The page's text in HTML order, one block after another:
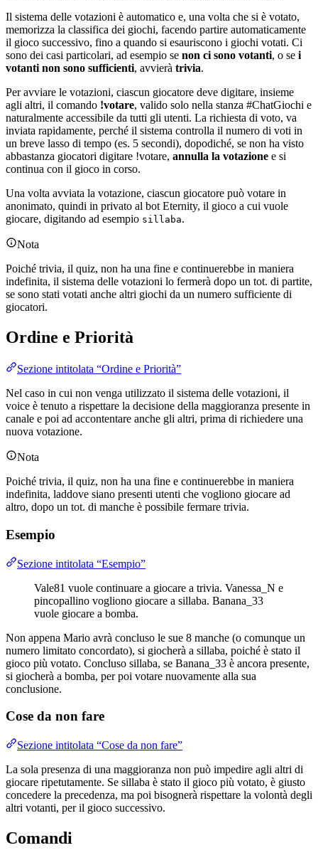
Il sistema delle votazioni è automatico e, una volta che si è votato,
memorizza la classifica dei giochi, facendo partire automaticamente
il gioco successivo, fino a quando si esauriscono i giochi votati. Ci
sono dei casi particolari, ad esempio se non ci sono votanti, o se i
votanti non sono sufficienti, avvierà trivia.
Per avviare le votazioni, ciascun giocatore deve digitare, insieme
agli altri, il comando !votare, valido solo nella stanza #ChatGiochi e
naturalmente accessibile da tutti gli utenti. La richiesta di voto, va
inviata rapidamente, perché il sistema controlla il numero di voti in
un breve lasso di tempo (es. 5 secondi), dopodiché, se non ha visto
abbastanza giocatori digitare !votare, annulla la votazione e si
continua con il gioco in corso.
Una volta avviata la votazione, ciascun giocatore può votare in
anonimato, quindi in privato al bot Eternity, il gioco a cui vuole
giocare, digitando ad esempio sillaba.
Nota
Poiché trivia, il quiz, non ha una fine e continuerebbe in maniera
indefinita, il sistema delle votazioni lo fermerà dopo un tot. di partite,
se sono stati votati anche altri giochi da un numero sufficiente di
giocatori.
Ordine e Priorità
Sezione intitolata “Ordine e Priorità”
Nel caso in cui non venga utilizzato il sistema delle votazioni, il
voice è tenuto a rispettare la decisione della maggioranza presente in
canale e poi ad accontentare anche gli altri, prima di richiedere una
nuova votazione.
Nota
Poiché trivia, il quiz, non ha una fine e continuerebbe in maniera
indefinita, laddove siano presenti utenti che vogliono giocare ad
altro, dopo un tot. di manche è possibile fermare trivia.
Esempio
Sezione intitolata “Esempio”
Vale81 vuole continuare a giocare a trivia. Vanessa_N e
pincopallino vogliono giocare a sillaba. Banana_33
vuole giocare a bomba.
Non appena Mario avrà concluso le sue 8 manche (o comunque un
numero limitato concordato), si giocherà a sillaba, poiché è stato il
gioco più votato. Concluso sillaba, se Banana_33 è ancora presente,
si giocherà a bomba, per poi votare nuovamente alla sua
conclusione.
Cose da non fare
Sezione intitolata “Cose da non fare”
La sola presenza di una maggioranza non può impedire agli altri di
giocare ripetutamente. Se sillaba è stato il gioco più votato, è giusto
concedere la precedenza, ma poi bisognerà rispettare la volontà degli
altri votanti, per il gioco successivo.
Comandi